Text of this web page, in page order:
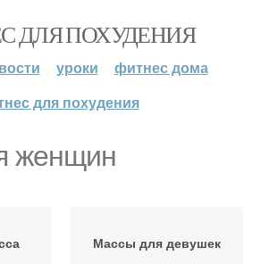
ДЛЯ ПОХУДЕНИЯ
уроки
фитнес дома
для похудения
женщин
Массы для девушек